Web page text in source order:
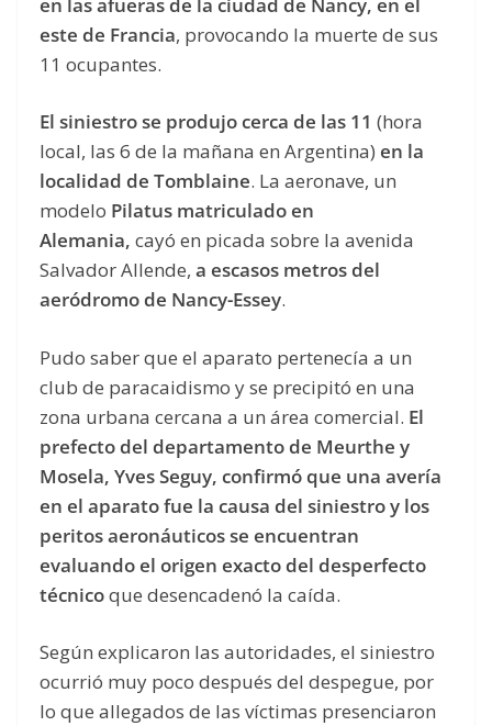
este de Francia, provocando la muerte de sus
11 ocupantes.
El siniestro se produjo cerca de las 11 (hora
local, las 6 de la mañana en Argentina) en la
localidad de Tomblaine. La aeronave, un
modelo Pilatus matriculado en
Alemania, cayó en picada sobre la avenida
Salvador Allende, a escasos metros del
aeródromo de Nancy-Essey.
Pudo saber que el aparato pertenecía a un
club de paracaidismo y se precipitó en una
zona urbana cercana a un área comercial. El
prefecto del departamento de Meurthe y
Mosela, Yves Seguy, confirmó que una avería
en el aparato fue la causa del siniestro y los
peritos aeronáuticos se encuentran
evaluando el origen exacto del desperfecto
técnicoque desencadenó la caída.
Según explicaron las autoridades, el siniestro
ocurrió muy poco después del despegue, por
lo que allegados de las víctimas presenciaron